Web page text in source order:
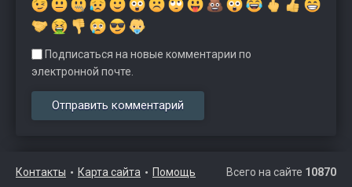
Подписаться на новые комментарии по
электронной почте.
Контакты Карта сайта Помощь Всего на сайте 10870